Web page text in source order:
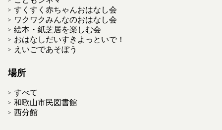
すくすく赤ちゃんおはなし会
ワクワクみんなのおはなし会
絵本・紙芝居を楽しむ会
おはなしだいすきよっといで！
えいごであそぼう
場所
すべて
和歌山市民図書館
西分館